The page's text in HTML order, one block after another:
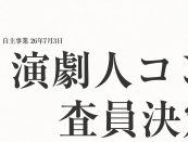
自主事業 26年7月3日
演劇人コンクール2026 審
査員